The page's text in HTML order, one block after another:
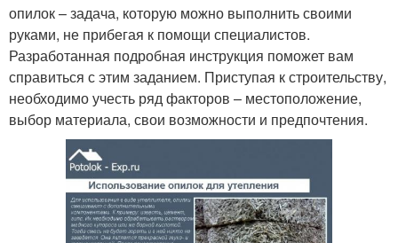
опилок – задача, которую можно выполнить своими
руками, не прибегая к помощи специалистов.
Разработанная подробная инструкция поможет вам
справиться с этим заданием. Приступая к строительству,
необходимо учесть ряд факторов – местоположение,
выбор материала, свои возможности и предпочтения.